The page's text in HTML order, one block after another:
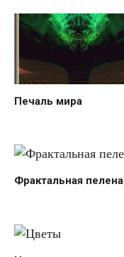
Печаль мира
Фрактальная пелена